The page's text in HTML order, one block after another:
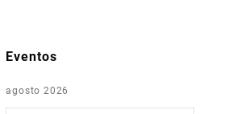
Eventos
agosto 2026